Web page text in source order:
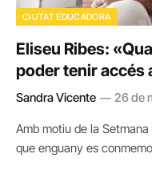
CIUTAT EDUCADORA
Eliseu Ribes:
poder tenir accés
Sandra Vicente 26 de
Amb motiu de la
que enguany es